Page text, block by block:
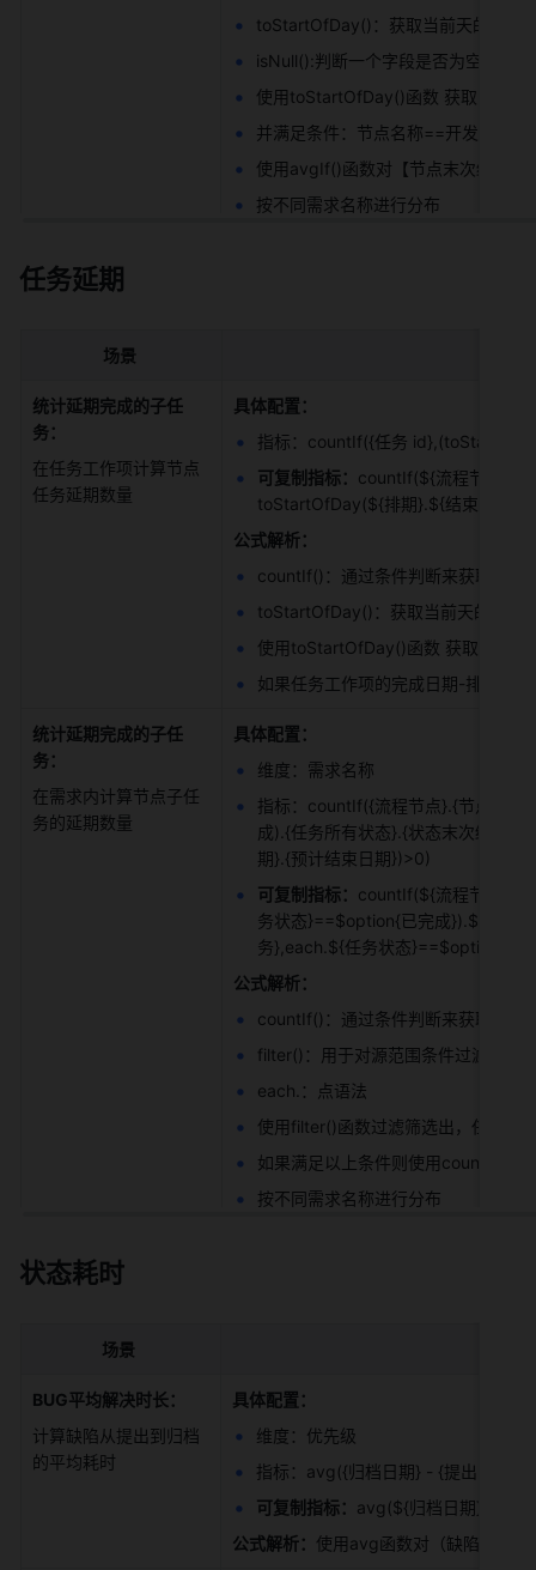
toStartOfDay()：获取当前天的起始
isNull():判断一个字段是否为空，空
使用toStartOfDay()函数 获取【节点
并满足条件：节点名称==开发，节
使用avgIf()函数对【节点末次结束
按不同需求名称进行分布
任务延期
场景
统计延期完成的子任
务：
在任务工作项计算节点
任务延期数量
具体配置：
指标：countIf({任务
可复制指标： countIf(${流程节点
toStartOfDay(${排期}.${结束日期
公式解析：
countIf()：通过条件判断来获取字段
toStartOfDay()：获取当前天的起始
使用toStartOfDay()函数 获取 任务
如果任务工作项的完成日期-排期内
统计延期完成的子任
务：
在需求内计算节点子任
务的延期数量
具体配置：
维度：需求名称
指标：countIf({流程节点}.{节点子任
成).{任务所有状态}.{状态末次结束
期}.{预计结束日期})>0)
可复制指标： countIf(${流程节点}.${
务状态}==$option{已完成}).${任务
务},each.${任务状态}==$option{已
公式解析：
countIf()：通过条件判断来获取字段
filter()：用于对源范围条件过滤后，
each.：点语法
使用filter()函数过滤筛选出，任务状
如果满足以上条件则使用countif函
按不同需求名称进行分布
状态耗时
场景
BUG平均解决时长：
计算缺陷从提出到归档
的平均耗时
具体配置：
维度：优先级
指标：avg({归档日期} - {提出时间
可复制指标： avg(${归档日期} - ${
公式解析： 使用avg函数对（缺陷归档